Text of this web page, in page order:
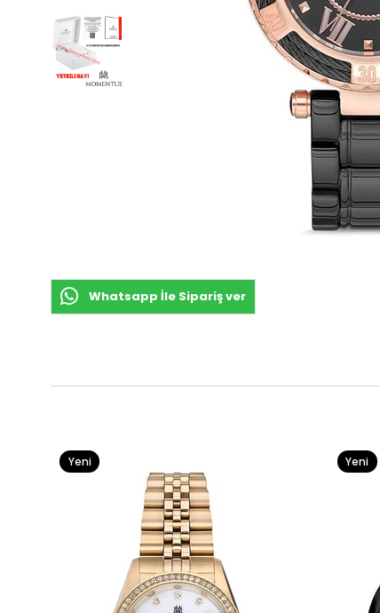
Whatsapp İle Sipariş ver
Yeni
Yeni